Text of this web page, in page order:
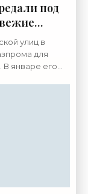
под
улиц в
для
В январе его